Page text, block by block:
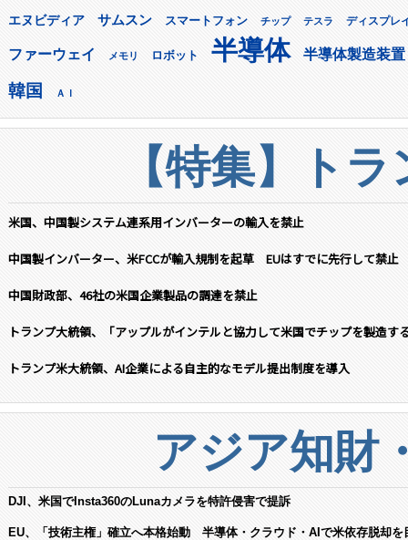
エヌビディア サムスン スマートフォン チップ テスラ ディスプレ
ファーウェイ メモリ ロボット 半導体 半導体製造装置
韓国 ＡＩ
【特集】ト
米国、中国製システム連系用インバーターの輸入を禁止
中国製インバーター、米FCCが輸入規制を起草 EUはすでに先行して禁止
中国財政部、46社の米国企業製品の調達を禁止
トランプ大統領、「アップルがインテルと協力して米国でチップを製造す
トランプ米大統領、AI企業による自主的なモデル提出制度を導入
アジア知財
DJI、米国でInsta360のLunaカメラを特許侵害で提訴
EU、「技術主権」確立へ本格始動 半導体・クラウド・AIで米依存脱却を